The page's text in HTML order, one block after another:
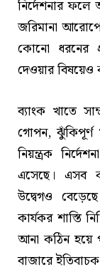
নির্দেশনার ফলে
জরিমানা
কোনো ধরনের
দেওয়ার
ব্যাংক খাতে
গোপন, ঝুঁকিপূর্ণ
নিয়ন্ত্রক
এসেছে। এসব
উদ্বেগও
কার্যকর শাস্তি
আনা কঠিন হয়ে
বাজারে ইতিবাচক